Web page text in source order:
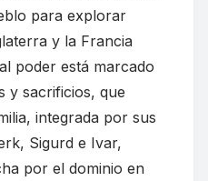
para explorar
y la Francia
poder está marcado
y sacrificios, que
integrada por sus
Sigurd e Ivar,
por el dominio en